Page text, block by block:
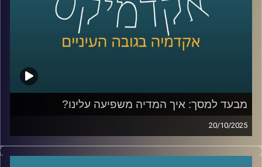
קרדיט תמונות:AudioVersity
מבעד למסך: איך המדיה משפיעה עלינו?
20/10/2025
בפרק של היום היום נבחן איך מדיה מעצבת רגשות, עמדות
והרגלים של צעירים (ומבוגרים), עם דגש על דימוי גוף, מיניות,